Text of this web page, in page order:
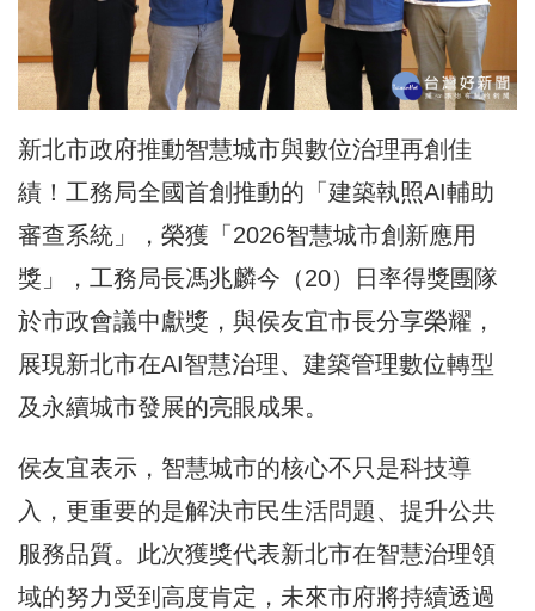
新北市政府推動智慧城市與數位治理再創佳
績！ 工務局全國首創推動的「建築執照AI輔助
審查系統」，榮獲「2026智慧城市創新應用
獎」，工務局長馮兆麟今（20）日率得獎團隊
於市政會議中獻獎，與侯友宜市長分享榮耀，
展現新北市在AI智慧治理、建築管理數位轉型
及永續城市發展的亮眼成果。
侯友宜表示，智慧城市的核心不只是科技導
入，更重要的是解決市民生活問題、提升公共
服務品質。此次獲獎代表新北市在智慧治理領
域的努力受到高度肯定，未來市府將持續透過